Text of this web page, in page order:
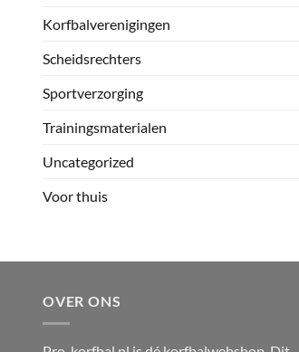
Korfbalverenigingen
Scheidsrechters
Sportverzorging
Trainingsmaterialen
Uncategorized
Voor thuis
OVER ONS